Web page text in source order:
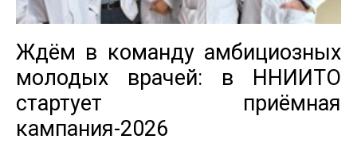
Ждём в команду амбициозных
молодых врачей: в ННИИТО
стартует приёмная
кампания-2026